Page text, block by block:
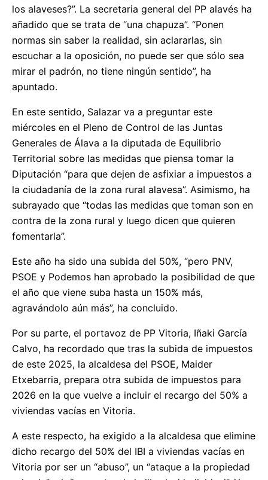
los alaveses?”. La secretaria general del PP alavés ha
añadido que se trata de “una chapuza”. “Ponen
normas sin saber la realidad, sin aclararlas, sin
escuchar a la oposición, no puede ser que sólo sea
mirar el padrón, no tiene ningún sentido”, ha
apuntado.
En este sentido, Salazar va a preguntar este
miércoles en el Pleno de Control de las Juntas
Generales de Álava a la diputada de Equilibrio
Territorial sobre las medidas que piensa tomar la
Diputación “para que dejen de asfixiar a impuestos a
la ciudadanía de la zona rural alavesa”. Asimismo, ha
subrayado que “todas las medidas que toman son en
contra de la zona rural y luego dicen que quieren
fomentarla”.
Este año ha sido una subida del 50%, “pero PNV,
PSOE y Podemos han aprobado la posibilidad de que
el año que viene suba hasta un 150% más,
agravándolo aún más”, ha concluido.
Por su parte, el portavoz de PP Vitoria, Iñaki García
Calvo, ha recordado que tras la subida de impuestos
de este 2025, la alcaldesa del PSOE, Maider
Etxebarria, prepara otra subida de impuestos para
2026 en la que vuelve a incluir el recargo del 50% a
viviendas vacías en Vitoria.
A este respecto, ha exigido a la alcaldesa que elimine
dicho recargo del 50% del IBI a viviendas vacías en
Vitoria por ser un “abuso”, un “ataque a la propiedad